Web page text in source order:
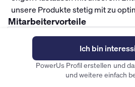
unsere Produkte stetig mit zu
Mitarbeitervorteile
Finanzen
Top Gehalt
Fahrradleasing
Ich bin
PowerUs Profil erstellen und
und weitere einfach